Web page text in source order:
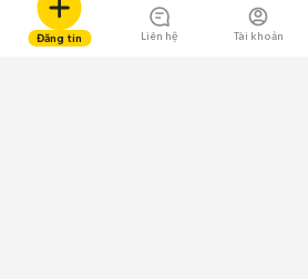
Đăng tin Liên hệ Tài khoản